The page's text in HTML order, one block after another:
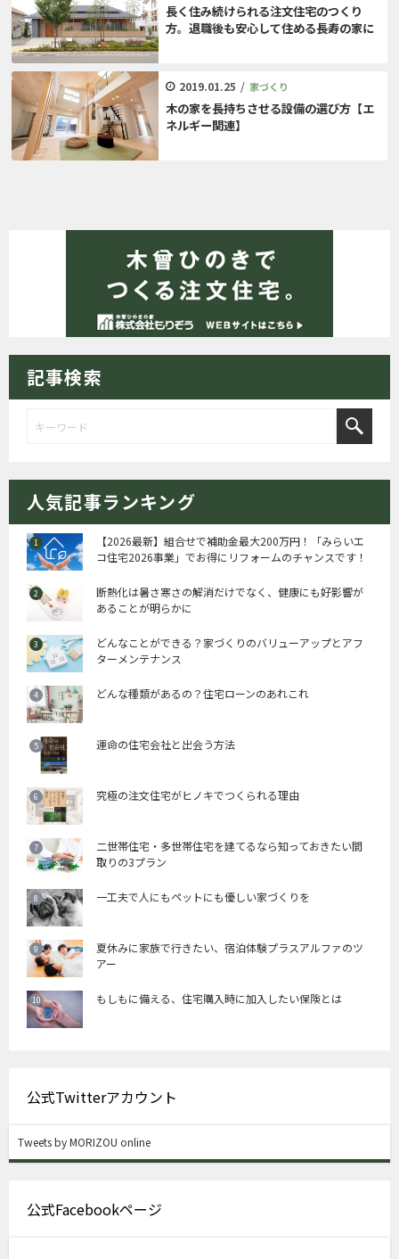
長く住み続けられる注文住宅のつくり
方。退職後も安心して住める長寿の家に
2019.01.25 / 家づくり
木の家を長持ちさせる設備の選び方【エ
ネルギー関連】
記事検索
人気記事ランキング
【2026最新】組合せで補助金最大200万円！「みらいエ
コ住宅2026事業」でお得にリフォームのチャンスです！
断熱化は暑さ寒さの解消だけでなく、健康にも好影響が
あることが明らかに
どんなことができる？家づくりのバリューアップとアフ
ターメンテナンス
どんな種類があるの？住宅ローンのあれこれ
運命の住宅会社と出会う方法
究極の注文住宅がヒノキでつくられる理由
二世帯住宅・多世帯住宅を建てるなら知っておきたい間
取りの3プラン
一工夫で人にもペットにも優しい家づくりを
夏休みに家族で行きたい、宿泊体験プラスアルファのツ
アー
もしもに備える、住宅購入時に加入したい保険とは
公式Twitterアカウント
Tweets by MORIZOU online
公式Facebookページ